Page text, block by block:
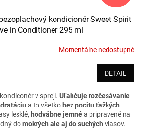
kondicionér Sweet Spirit
in Conditioner 295 ml
Momentálne nedostupné
DETAIL
kondiconér v spreji. Uľahčuje rozčesávanie
a to všetkobez pocitu ťažkých
lesklé, hodvábne jemnéa pripravené na
domokrých ale aj do suchých vlasov.